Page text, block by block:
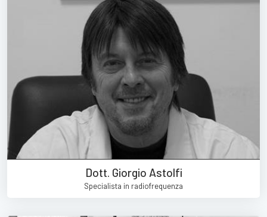
Dott. Giorgio Astolfi
Specialista in radiofrequenza